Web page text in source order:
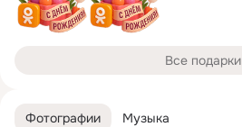
Фотографии Музыка
Все подарки